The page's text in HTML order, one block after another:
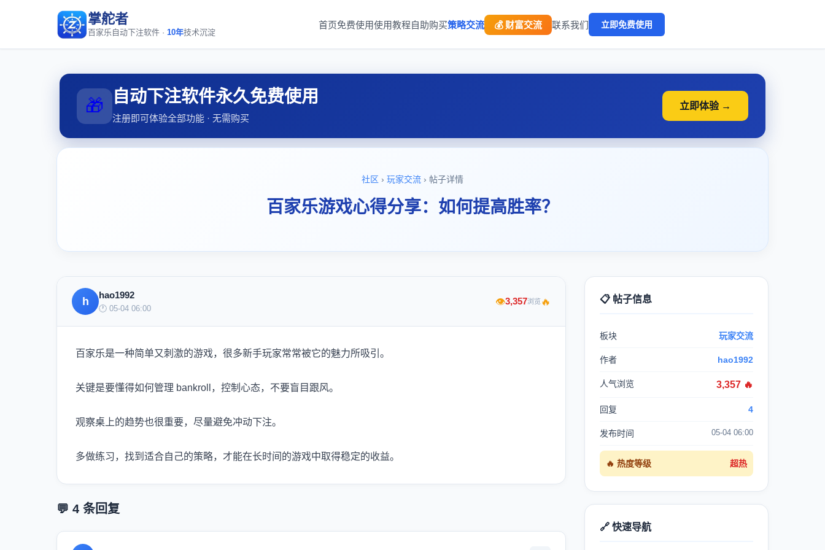
掌舵者
百家乐自动下注软件 · 10年技术沉淀
首页免费使用使用教程自助购买策略交流 💰 财富交流 联系我们 立即免费使用
🎁 自动下注软件永久免费使用
注册即可体验全部功能 · 无需购买
立即体验 →
社区 › 玩家交流 › 帖子详情
百家乐游戏心得分享：如何提高胜率？
h
hao1992
🕐 05-04 06:00
👁3,357浏览🔥
百家乐是一种简单又刺激的游戏，很多新手玩家常常被它的魅力所吸引。
关键是要懂得如何管理 bankroll，控制心态，不要盲目跟风。
观察桌上的趋势也很重要，尽量避免冲动下注。
多做练习，找到适合自己的策略，才能在长时间的游戏中取得稳定的收益。
💬 4 条回复
📋 帖子信息
板块 玩家交流
作者 hao1992
人气浏览 3,357 🔥
回复 4
发布时间 05-04 06:00
🔥 热度等级 超热
🔗 快速导航